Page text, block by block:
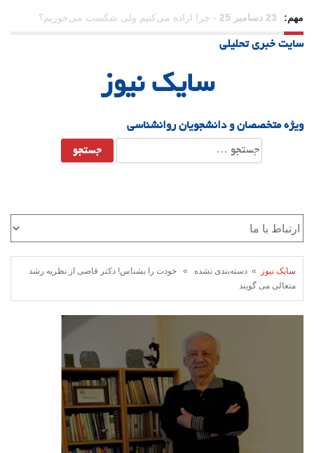
مهم: 21 دسامبر 25 - یلدا؛ نماد تاب‌آوری اجتماعی در روزگار دشوار
سایت خبری تحلیلی
سایک نیوز
ویژه متخصصان و دانشجویان روانشناسی
جستجو
برای:
سایک نیوز
» دسته‌بندی نشده » خودت را بشناس! دکتر قاضی از نظریه رشد
متعالی می گویند